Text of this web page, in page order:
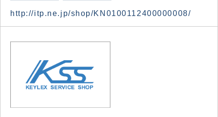
http://itp.ne.jp/shop/KN0100112400000008/